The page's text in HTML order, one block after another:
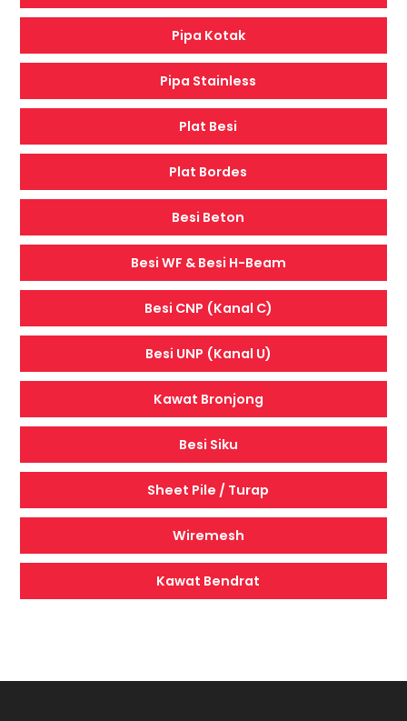
Pipa Kotak
Pipa Stainless
Plat Besi
Plat Bordes
Besi Beton
Besi WF & Besi H-Beam
Besi CNP (Kanal C)
Besi UNP (Kanal U)
Kawat Bronjong
Besi Siku
Sheet Pile / Turap
Wiremesh
Kawat Bendrat